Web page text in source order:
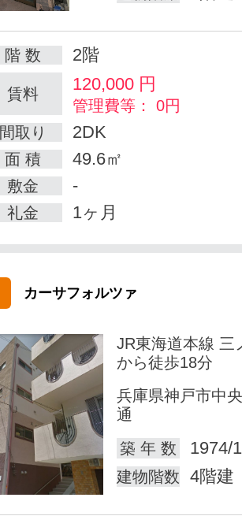
階 数 2階
賃料 120,000 円
管理費等： 0円
間取り
2DK
面 積 49.6㎡
敷金 -
礼金 1ヶ月
カーサフォルツァ
JR東海道本線 三
から徒歩18分
兵庫県神戸市中
通
築 年 数
1974/
建物階数 4階建